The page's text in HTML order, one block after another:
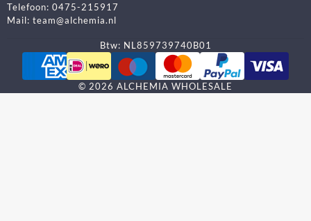
Telefoon: 0475-215917
Mail: team@alchemia.nl
Btw: NL859739740B01
© 2026 ALCHEMIA WHOLESALE